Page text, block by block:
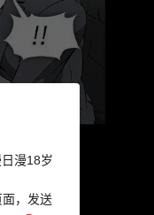
漫18岁
，发送